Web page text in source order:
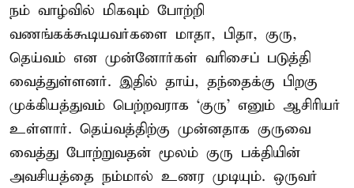
நம் வாழ்வில் மிகவும் போற்றி
வணங்கக்கூடியவர்களை மாதா, பிதா, குரு,
தெய்வம் என முன்னோர்கள் வரிசைப் படுத்தி
வைத்துள்ளனர். இதில் தாய், தந்தைக்கு பிறகு
முக்கியத்துவம் பெற்றவராக ‘குரு’ எனும் ஆசிரியர்
உள்ளார். தெய்வத்திற்கு முன்னதாக குருவை
வைத்து போற்றுவதன் மூலம் குரு பக்தியின்
அவசியத்தை நம்மால் உணர முடியும். ஒருவர்